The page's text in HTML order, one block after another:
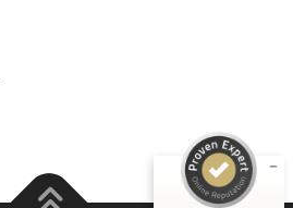
ProvenExpert.com
12
139